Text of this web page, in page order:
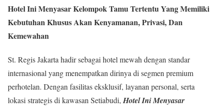
Hotel Ini Menyasar Kelompok Tamu Tertentu Yang Memiliki
Kebutuhan Khusus Akan Kenyamanan, Privasi, Dan
Kemewahan
St. Regis Jakarta hadir sebagai hotel mewah dengan standar
internasional yang menempatkan dirinya di segmen premium
perhotelan. Dengan fasilitas eksklusif, layanan personal, serta
lokasi strategis di kawasan Setiabudi,Hotel Ini Menyasar